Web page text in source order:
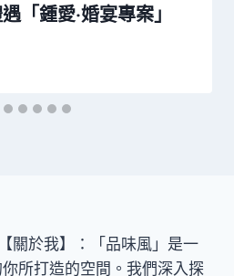
「鍾愛‧婚宴專案」
關於我】：「品味風」是一
所打造的空間。我們深入探